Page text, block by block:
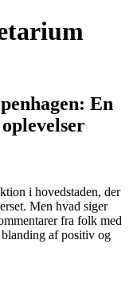
En
oplevelser
i hovedstaden, der
Men hvad siger
fra folk med
blanding af positiv og